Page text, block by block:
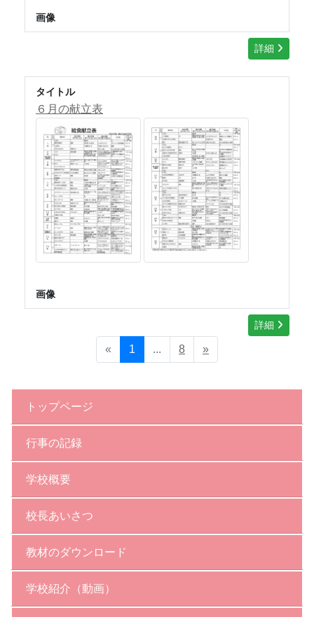
トップページ
行事の記録
学校概要
校長あいさつ
教材のダウンロード
学校紹介（動画）
画像
詳細
タイトル
６月の献立表
画像
詳細
« 1 ... 8 »